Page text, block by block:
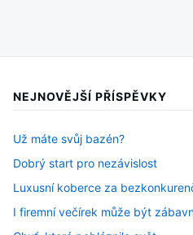
NEJNOVĚJŠÍ PŘÍSPĚVKY
Už máte svůj bazén?
Dobrý start pro nezávislost
Luxusní koberce za
I firemní večírek může být